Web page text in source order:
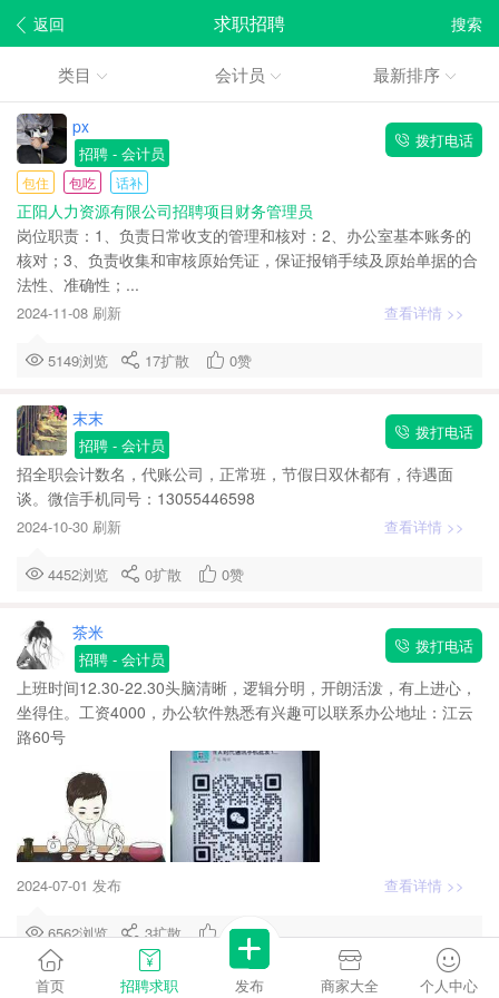
返回 搜索
求职招聘
类目 会计员 最新排序
px
招聘 - 会计员
拨打电话
包住 包吃 话补
正阳人力资源有限公司招聘项目财务管理员
岗位职责：1、负责日常收支的管理和核对：2、办公室基本账务的
核对；3、负责收集和审核原始凭证，保证报销手续及原始单据的合
法性、准确性；...
2024-11-08 刷新 查看详情 >>
5149浏览 17扩散 0赞
末末
招聘 - 会计员
拨打电话
招全职会计数名，代账公司，正常班，节假日双休都有，待遇面
谈。微信手机同号：13055446598
2024-10-30 刷新 查看详情 >>
4452浏览 0扩散 0赞
茶米
招聘 - 会计员
拨打电话
上班时间12.30-22.30头脑清晰，逻辑分明，开朗活泼，有上进心，
坐得住。工资4000，办公软件熟悉有兴趣可以联系办公地址：江云
路60号
2024-07-01 发布 查看详情 >>
6562浏览 3扩散 赞
『昌舜贸易』柳舜林
首页 招聘求职 发布 商家大全 个人中心